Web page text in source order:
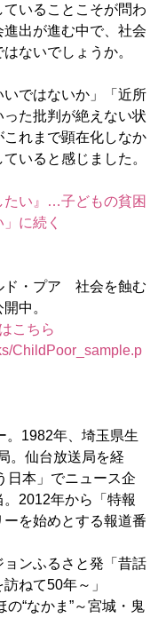
いることこそが問わ
出が進む中で、社会
ないでしょうか。
ではないか」「近所
た批判が絶えない状
れまで顕在化しなか
いると感じました。
い』…子どもの貧困
に続く
ド・プア 社会を蝕む
こちら
ChildPoor_sample.p
。1982年、埼玉県生
。仙台放送局を経
日本」でニュース企
2012年から「特報
を始めとする報道番
ンふるさと発「昔話
ねて50年～」
の“なかま”～宮城・鬼